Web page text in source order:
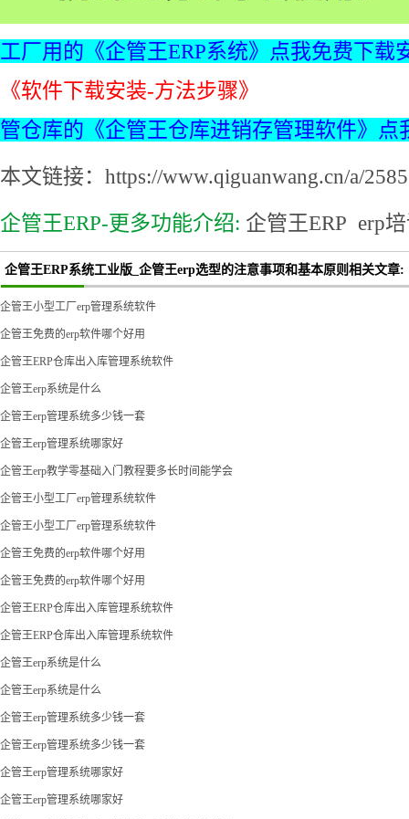
工厂用的《企管王ERP系统》点我免费下载
《软件下载安装-方法步骤》
管仓库的《企管王仓库进销存管理软件》点
本文链接：https://www.qiguanwang.cn/a/
企管王ERP-更多功能介绍: 企管王ERP erp
企管王ERP系统工业版_企管王erp选型的注意事项和基本原则相关文章:
企管王小型工厂erp管理系统软件
企管王免费的erp软件哪个好用
企管王ERP仓库出入库管理系统软件
企管王erp系统是什么
企管王erp管理系统多少钱一套
企管王erp管理系统哪家好
企管王erp教学零基础入门教程要多长时间能学会
企管王小型工厂erp管理系统软件
企管王小型工厂erp管理系统软件
企管王免费的erp软件哪个好用
企管王免费的erp软件哪个好用
企管王ERP仓库出入库管理系统软件
企管王ERP仓库出入库管理系统软件
企管王erp系统是什么
企管王erp系统是什么
企管王erp管理系统多少钱一套
企管王erp管理系统多少钱一套
企管王erp管理系统哪家好
企管王erp管理系统哪家好